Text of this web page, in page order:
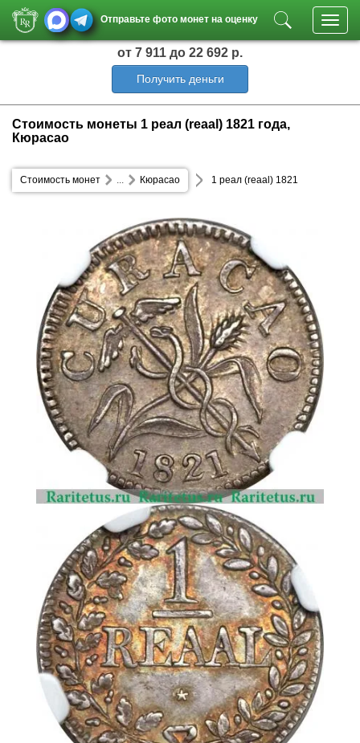
Отправьте фото монет на оценку
от 7 911 до 22 692 р.
Получить деньги
Стоимость монеты 1 реал (reaal) 1821 года,
Кюрасао
Стоимость монет Кюрасао
... 1 реал (reaal) 1821